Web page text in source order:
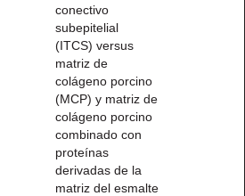
conectivo
subepitelial
(ITCS) versus
matriz de
colágeno porcino
(MCP) y matriz de
colágeno porcino
combinado con
proteínas
derivadas de la
matriz del esmalte